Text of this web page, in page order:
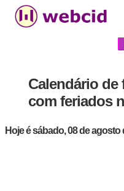
Calendário de
com feriados
Hoje é sábado, 08 de agosto